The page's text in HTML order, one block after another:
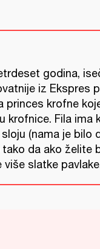
godina,
iz Ekspres
princes krofne
krofnice. Fila ima
(nama je bilo
da ako želite
slatke